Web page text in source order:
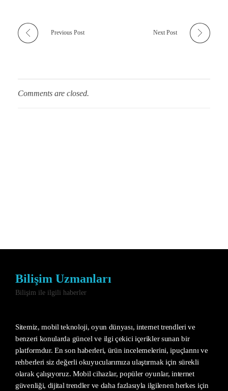
Previous Post Next Post
Comments are closed.
Bilişim Uzmanları
Bilişim ile ilgili haberler
Sitemiz, mobil teknoloji, oyun dünyası, internet trendleri ve
benzeri konularda güncel ve ilgi çekici içerikler sunan bir
platformdur. En son haberleri, ürün incelemelerini, ipuçlarını ve
rehberleri siz değerli okuyucularımıza ulaştırmak için sürekli
olarak çalışıyoruz. Mobil cihazlar, popüler oyunlar, internet
güvenliği, dijital trendler ve daha fazlasıyla ilgilenen herkes için